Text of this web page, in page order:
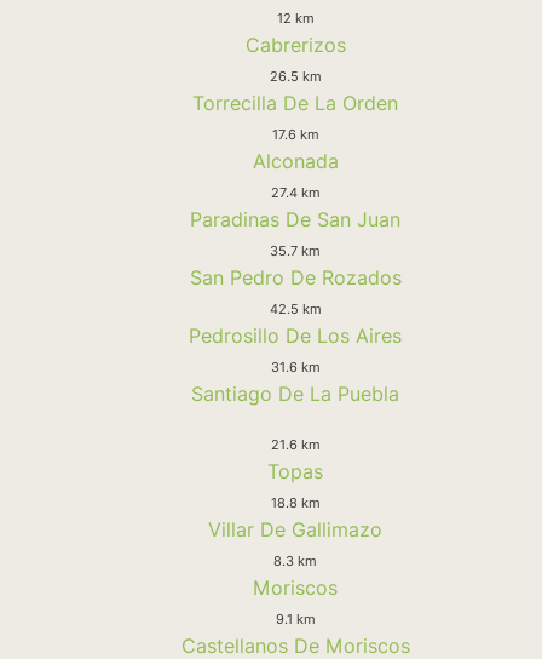
12 km
Cabrerizos
26.5 km
Torrecilla De La Orden
17.6 km
Alconada
27.4 km
Paradinas De San Juan
35.7 km
San Pedro De Rozados
42.5 km
Pedrosillo De Los Aires
31.6 km
Santiago De La Puebla
21.6 km
Topas
18.8 km
Villar De Gallimazo
8.3 km
Moriscos
9.1 km
Castellanos De Moriscos